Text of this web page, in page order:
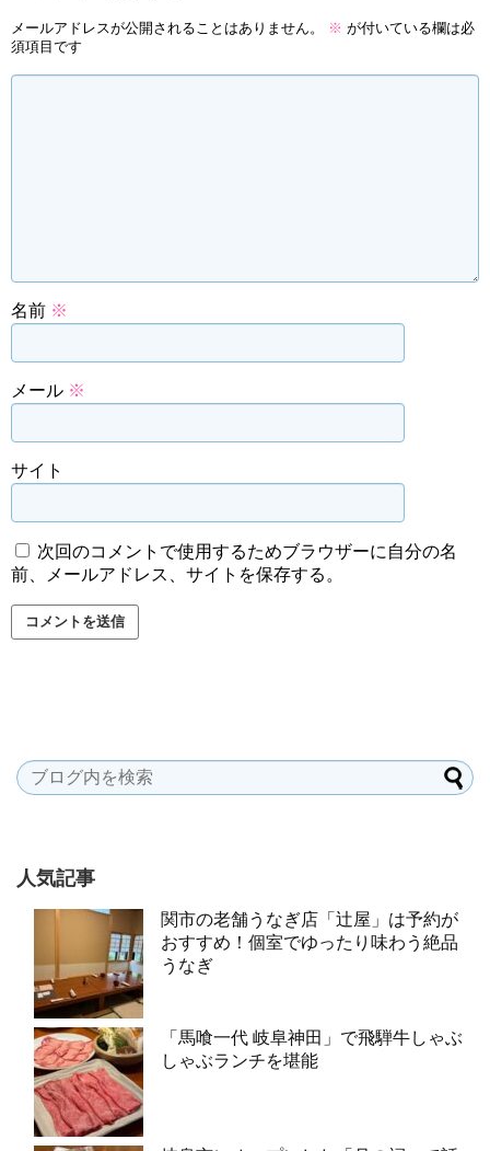
メールアドレスが公開されることはありません。 ※ が付いている欄は必
須項目です
名前 ※
メール ※
サイト
次回のコメントで使用するためブラウザーに自分の名
前、メールアドレス、サイトを保存する。
人気記事
関市の老舗うなぎ店「辻屋」は予約が
おすすめ！個室でゆったり味わう絶品
うなぎ
「馬喰一代 岐阜神田」で飛騨牛しゃぶ
しゃぶランチを堪能